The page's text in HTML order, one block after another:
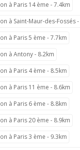
à Paris 14 ème - 7.4km
à Saint-Maur-des-Fossés
à Paris 5 ème - 7.7km
à Antony - 8.2km
à Paris 4 ème - 8.5km
à Paris 11 ème - 8.6km
à Paris 6 ème - 8.8km
à Paris 20 ème - 8.9km
à Paris 3 ème - 9.3km